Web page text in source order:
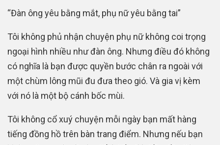
“Đàn ông yêu bằng mắt, phụ nữ yêu bằng tai”
Tôi không phủ nhận chuyện phụ nữ không coi trọng
ngoại hình nhiều như đàn ông. Nhưng điều đó không
có nghĩa là bạn được quyền bước chân ra ngoài với
một chùm lông mũi đu đưa theo gió. Và gia vị kèm
với nó là một bộ cánh bốc mùi.
Tôi không cổ xuý chuyện mỗi ngày bạn mất hàng
tiếng đồng hồ trên bàn trang điểm. Nhưng nếu bạn